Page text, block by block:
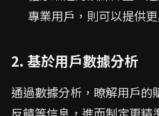
專業用戶，則可以提供
2. 基於用戶數據分析
通過數據分析，瞭解用戶